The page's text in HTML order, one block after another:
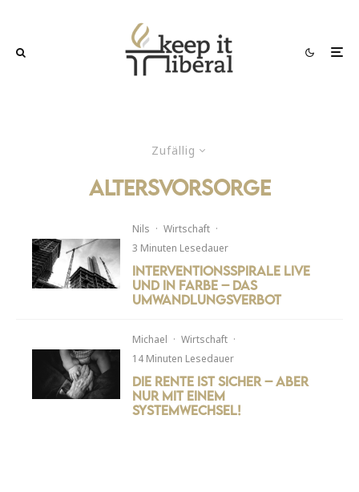
Zufällig
Altersvorsorge
Nils · Wirtschaft ·
3 Minuten Lesedauer
Interventionsspirale live
und in Farbe – Das
Umwandlungsverbot
Michael · Wirtschaft ·
14 Minuten Lesedauer
Die Rente ist sicher – aber
nur mit einem
Systemwechsel!